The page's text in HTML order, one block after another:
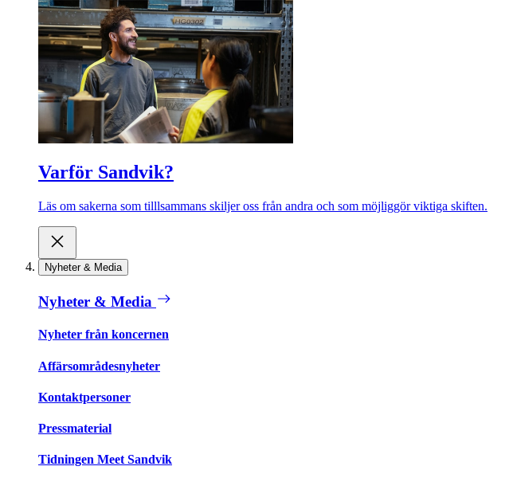
Varför Sandvik?
Läs om sakerna som tilllsammans skiljer oss från andra och som möjliggör viktiga skiften.
Nyheter & Media
Nyheter & Media
Nyheter från koncernen
Affärsområdesnyheter
Kontaktpersoner
Pressmaterial
Tidningen Meet Sandvik